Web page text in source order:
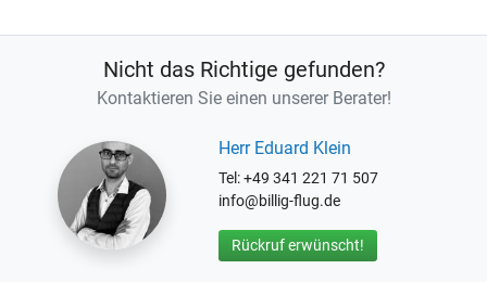
Nicht das Richtige gefunden?
Kontaktieren Sie einen unserer Berater!
Herr Eduard Klein
Tel: +49 341 221 71 507
info@billig-flug.de
Rückruf erwünscht!